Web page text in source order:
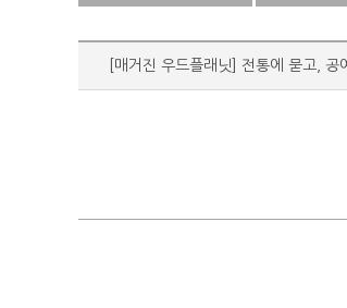
[매거진 우드플래닛] 전통에 묻고,